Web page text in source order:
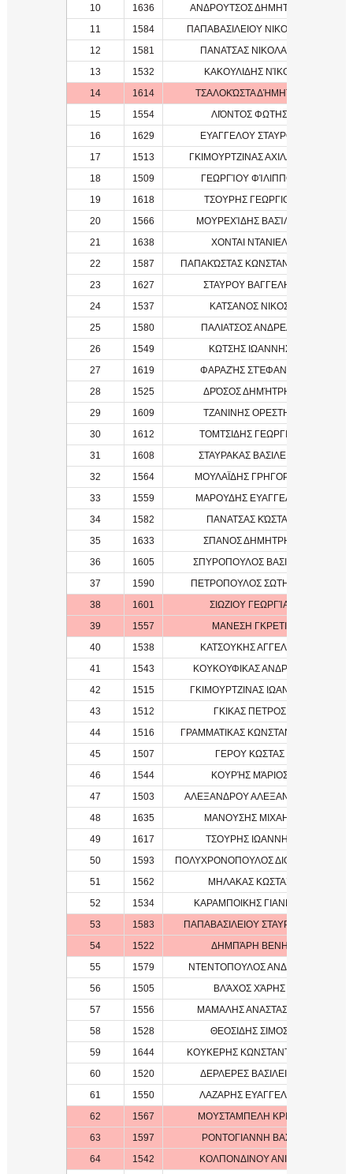
10
1636
ΑΝΔΡΟΥΤΣΟΣ ΔΗΜΗΤΡΙΟΣ
11
1584 ΠΑΠΑΒΑΣΙΛΕΙΟΥ ΝΙΚΟΛΑΟΣ
12
1581 ΠΑΝΑΤΣΑΣ ΝΙΚΟΛΑΟΣ
13
1532 ΚΑΚΟΥΛΙΔΗΣ ΝΊΚΟΣ
14
1614 ΤΣΑΛΟΚΏΣΤΑ ΔΉΜΗΤΡΑ
15
1554 ΛΙΌΝΤΟΣ ΦΩΤΗΣ
16
1629 ΕΥΑΓΓΕΛΟΥ ΣΤΑΥΡΟΣ
17
1513 ΓΚΙΜΟΥΡΤΖΙΝΑΣ ΑΧΙΛΛΕΑΣ
18
1509 ΓΕΩΡΓΊΟΥ ΦΊΛΙΠΠΟΣ
19
1618 ΤΣΟΥΡΗΣ ΓΕΩΡΓΙΟΣ
20
1566 ΜΟΥΡΕΧΊΔΗΣ ΒΑΣΊΛΗΣ
21
1638
ΧΟΝΤΑΙ ΝΤΑΝΙΕΛ
22
1587 ΠΑΠΑΚΏΣΤΑΣ ΚΩΝΣΤΑΝΤΊΝΟΣ
23
1627 ΣΤΑΥΡΟΥ ΒΑΓΓΕΛΗΣ
24
1537 ΚΑΤΣΑΝΟΣ ΝΙΚΟΣ
25
1580 ΠΑΛΙΑΤΣΟΣ ΑΝΔΡΕΑΣ
26
1549 ΚΩΤΣΗΣ ΙΩΑΝΝΗΣ
27
1619 ΦΑΡΑΖΉΣ ΣΤΈΦΑΝΟΣ
28
1525 ΔΡΌΣΟΣ ΔΗΜΉΤΡΗΣ
29
1609 ΤΖΑΝΙΝΗΣ ΟΡΕΣΤΗΣ
30
1612 ΤΟΜΤΣΙΔΗΣ ΓΕΩΡΓΙΟΣ
31
1608 ΣΤΑΥΡΑΚΑΣ ΒΑΣΙΛΕΙΟΣ
32
1564 ΜΟΥΛΑΪΔΗΣ ΓΡΗΓΟΡΙΟΣ
33
1559 ΜΑΡΟΥΔΗΣ ΕΥΑΓΓΕΛΟΣ
34
1582 ΠΑΝΑΤΣΑΣ ΚΏΣΤΑΣ
35
1633
ΣΠΑΝΟΣ ΔΗΜΗΤΡΗΣ
36
1605 ΣΠΥΡΟΠΟΥΛΟΣ ΒΑΣΙΛΗΣ
37
1590 ΠΕΤΡΟΠΟΥΛΟΣ ΣΩΤΗΡΗΣ
38
1601 ΣΙΩΖΙΟΥ ΓΕΩΡΓΊΑ
39
1557 ΜΑΝΕΣΗ ΓΚΡΕΤΙ
40
1538 ΚΑΤΣΟΥΚΗΣ ΑΓΓΕΛΟΣ
41
1543 ΚΟΥΚΟΥΦΙΚΑΣ ΑΝΔΡΕΑΣ
42
1515 ΓΚΙΜΟΥΡΤΖΙΝΑΣ ΙΩΑΝΝΗΣ
43
1512 ΓΚΙΚΑΣ ΠΕΤΡΟΣ
44
1516 ΓΡΑΜΜΑΤΙΚΑΣ ΚΩΝΣΤΑΝΤΙΝΟΣ
45
1507 ΓΕΡΟΥ ΚΩΣΤΑΣ
46
1544 ΚΟΥΡΉΣ ΜΆΡΙΟΣ
47
1503 ΑΛΕΞΑΝΔΡΟΥ ΑΛΕΞΑΝΔΡΟΣ
48
1635
ΜΑΝΟΥΣΗΣ ΜΙΧΑΗΛ
49
1617 ΤΣΟΥΡΗΣ ΙΩΑΝΝΗΣ
50
1593 ΠΟΛΥΧΡΟΝΟΠΟΥΛΟΣ ΔΙΟΝΥΣΙΟΣ
51
1562 ΜΗΛΑΚΑΣ ΚΩΣΤΑΣ
52
1534 ΚΑΡΑΜΠΟΙΚΗΣ ΓΙΑΝΝΗΣ
53
1583 ΠΑΠΑΒΑΣΙΛΕΙΟΥ ΣΤΑΥΡΟΥΛΑ
54
1522 ΔΗΜΠΆΡΗ ΒΕΝΗ
55
1579 ΝΤΕΝΤΟΠΟΥΛΟΣ ΑΝΔΡΕΑΣ
56
1505 ΒΛΆΧΟΣ ΧΆΡΗΣ
57
1556 ΜΑΜΑΛΗΣ ΑΝΑΣΤΑΣΙΟΣ
58
1528 ΘΕΟΣΙΔΗΣ ΣΙΜΟΣ
59
1644
ΚΟΥΚΕΡΗΣ ΚΩΝΣΤΑΝΤΙΝΟΣ
60
1520 ΔΕΡΛΕΡΕΣ ΒΑΣΙΛΕΙΟΣ
61
1550 ΛΑΖΑΡΗΣ ΕΥΑΓΓΕΛΟΣ
62
1567 ΜΟΥΣΤΑΜΠΕΛΗ ΚΡΙΣΤΙ
63
1597 ΡΟΝΤΟΓΙΑΝΝΗ ΒΑΣΩ
64
1542 ΚΟΛΠΟΝΔΙΝΟΥ ΑΝΙΚΑ